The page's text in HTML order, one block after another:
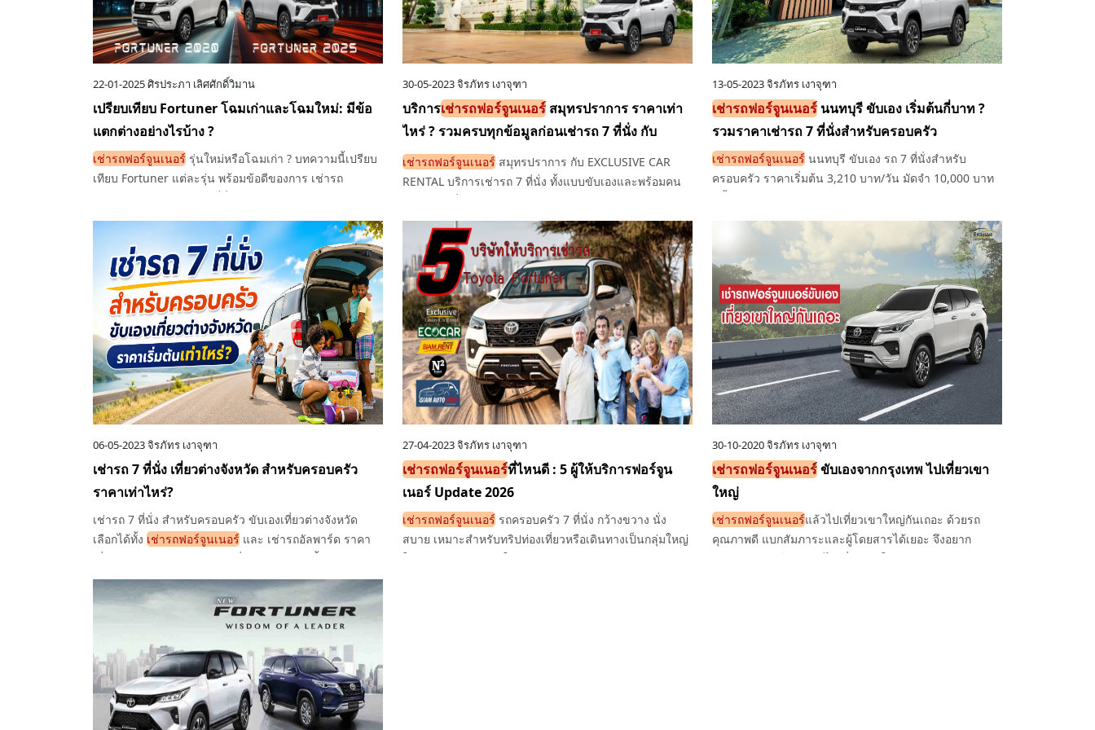
22-01-2025ศิรประภา เลิศศักดิ์วิมาน
เปรียบเทียบ Fortuner โฉมเก่าและโฉมใหม่: มีข้อ
แตกต่างอย่างไรบ้าง ?
เช่ารถฟอร์จูนเนอร์ รุ่นใหม่หรือโฉมเก่า ? บทความนี้เปรียบ
เทียบ Fortuner แต่ละรุ่น พร้อมข้อดีของการ เช่ารถ
ความต้องการ
30-05-2023จิรภัทร เงาจุฑา
บริการเช่ารถฟอร์จูนเนอร์ สมุทรปราการ ราคาเท่า
ไหร่ ? รวมครบทุกข้อมูลก่อนเช่ารถ 7 ที่นั่ง กับ
EXCLUSIVE CAR RENTAL
เช่ารถฟอร์จูนเนอร์ สมุทรปราการ กับ EXCLUSIVE CAR
RENTAL บริการเช่ารถ 7 ที่นั่ง ทั้งแบบขับเองและพร้อมคน
ประกันครบ เหมาะสำหรับเดินทางท่องเที่ยว ติดต่อธุรกิจ
และใช้งานครอบครัว
13-05-2023จิรภัทร เงาจุฑา
เช่ารถฟอร์จูนเนอร์ นนทบุรี ขับเอง เริ่มต้นกี่บาท ?
รวมราคาเช่ารถ 7 ที่นั่งสำหรับครอบครัว
เช่ารถฟอร์จูนเนอร์ นนทบุรี ขับเอง รถ 7 ที่นั่งสำหรับ
ครอบครัว ราคาเริ่มต้น 3,210 บาท/วัน มัดจำ 10,000 บาท
ทางสะดวกทั่วไทย
06-05-2023จิรภัทร เงาจุฑา
เช่ารถ 7 ที่นั่ง เที่ยวต่างจังหวัด สำหรับครอบครัว
ราคาเท่าไหร่?
เช่ารถ 7 ที่นั่ง สำหรับครอบครัว ขับเองเที่ยวต่างจังหวัด
เลือกได้ทั้ง เช่ารถฟอร์จูนเนอร์ และ เช่ารถอัลพาร์ด ราคา
ครอบครัวและเดินทางระยะไกล
27-04-2023จิรภัทร เงาจุฑา
เช่ารถฟอร์จูนเนอร์ที่ไหนดี : 5 ผู้ให้บริการฟอร์จูน
เนอร์ Update 2026
เช่ารถฟอร์จูนเนอร์ รถครอบครัว 7 ที่นั่ง กว้างขวาง นั่ง
สบาย เหมาะสำหรับทริปท่องเที่ยวหรือเดินทางเป็นกลุ่มใหญ่
30-10-2020จิรภัทร เงาจุฑา
เช่ารถฟอร์จูนเนอร์ขับเองจากกรุงเทพ ไปเที่ยวเขา
ใหญ่
เช่ารถฟอร์จูนเนอร์แล้วไปเที่ยวเขาใหญ่กันเถอะ ด้วยรถ
คุณภาพดี แบกสัมภาระและผู้โดยสารได้เยอะ จึงอยาก